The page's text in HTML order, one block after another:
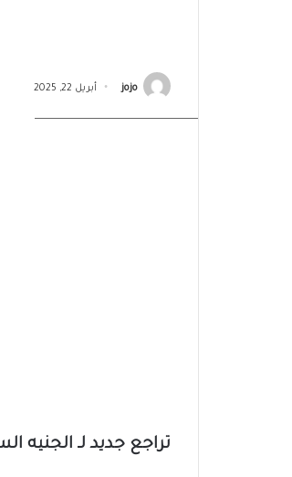
jojo
أبريل 22, 2025
تراجع جديد لـ الجنيه